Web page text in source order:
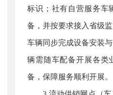
标识；社有自营服务车
备，并按要求接入省级
车辆同步完成设备安装
辆需随车配备开展各类
备，保障服务顺利开展。